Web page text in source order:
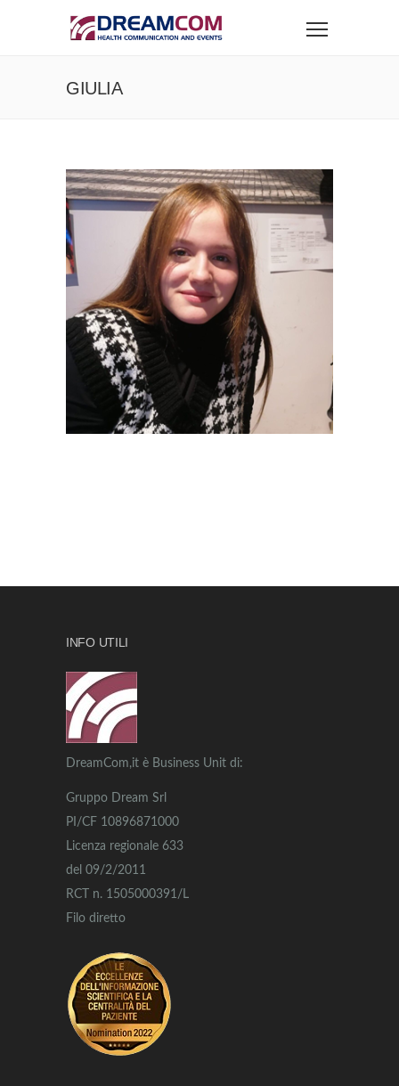
GIULIA
INFO UTILI
DreamCom,it è Business Unit di:
Gruppo Dream Srl
PI/CF 10896871000
Licenza regionale 633
del 09/2/2011
RCT n. 1505000391/L
Filo diretto